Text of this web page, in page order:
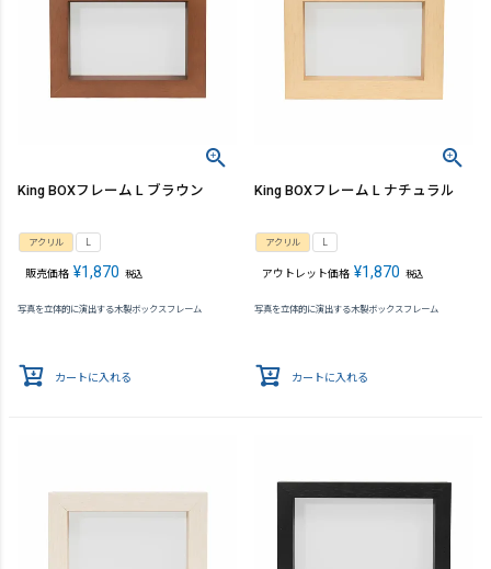
King BOXフレーム L ブラウン
アクリル L
販売価格 ¥1,870 税込
写真を立体的に演出する木製ボックスフレーム
カートに入れる
King BOXフレーム L ナチュラル
アクリル L
アウトレット価格 ¥1,870 税込
写真を立体的に演出する木製ボックスフレーム
カートに入れる